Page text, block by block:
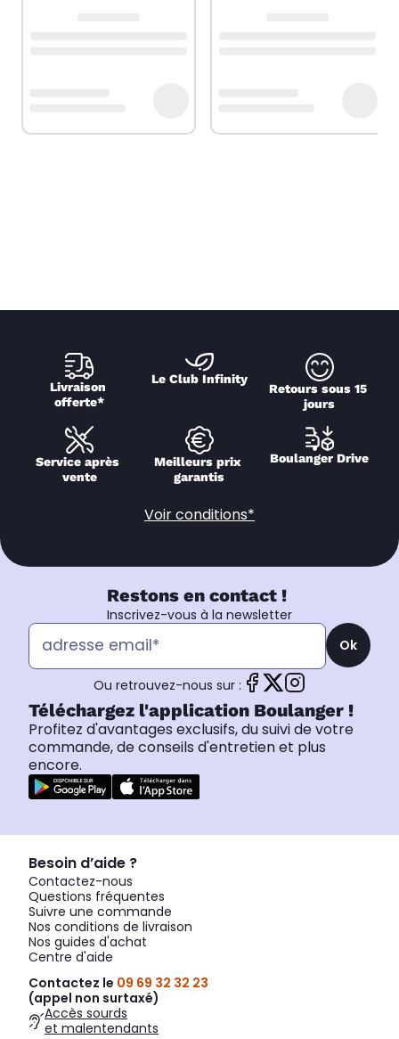
Livraison
offerte*
Le Club Infinity
Retours sous 15
jours
Service après
vente
Meilleurs prix
garantis
Boulanger Drive
Voir conditions*
Restons en contact !
Inscrivez-vous à la newsletter
Ok
Ou retrouvez-nous sur :
Téléchargez l'application Boulanger !
Profitez d'avantages exclusifs, du suivi de votre
commande, de conseils d'entretien et plus
encore.
Besoin d’aide ?
Contactez-nous
Questions fréquentes
Suivre une commande
Nos conditions de livraison
Nos guides d'achat
Centre d'aide
Contactez le 09 69 32 32 23
(appel non surtaxé)
Accès sourds
et malentendants